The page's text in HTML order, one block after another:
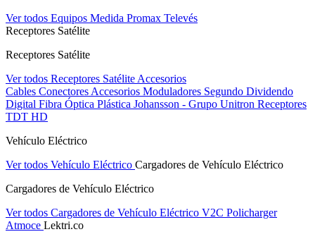
Ver todos Equipos Medida Promax Televés
Receptores Satélite
Receptores Satélite
Ver todos Receptores Satélite Accesorios
Cables Conectores Accesorios Moduladores Segundo Dividendo
Digital Fibra Óptica Plástica Johansson - Grupo Unitron Receptores
TDT HD
Vehículo Eléctrico
Ver todos Vehículo Eléctrico Cargadores de Vehículo Eléctrico
Cargadores de Vehículo Eléctrico
Ver todos Cargadores de Vehículo Eléctrico V2C Policharger
Atmoce Lektri.co